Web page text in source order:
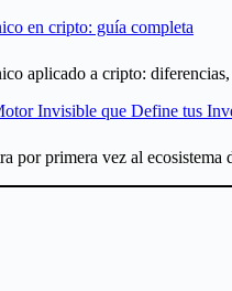
en cripto: guía completa
aplicado a cripto:
Invisible que Define tus
por primera vez al ecosistema